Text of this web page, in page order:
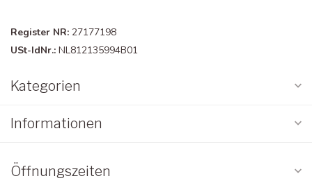
Register NR: 27177198
USt-IdNr.: NL812135994B01
Kategorien
Informationen
Öffnungszeiten